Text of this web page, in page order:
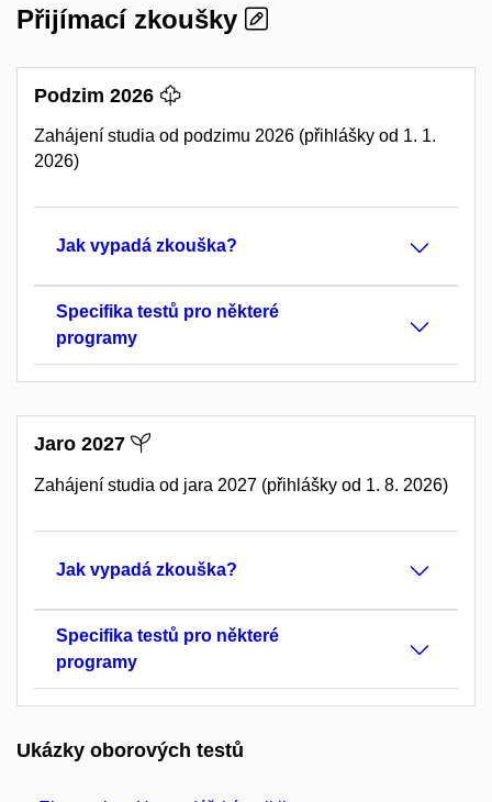
Přijímací zkoušky
Podzim 2026
Zahájení studia od podzimu 2026 (přihlášky od 1. 1.
2026)
Jak vypadá zkouška?
Specifika testů pro některé
programy
Jaro 2027
Zahájení studia od jara 2027 (přihlášky od 1. 8. 2026)
Jak vypadá zkouška?
Specifika testů pro některé
programy
Ukázky oborových testů